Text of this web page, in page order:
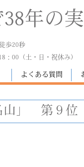
年の実
歩20秒
：00（土・日・祝休み）
よくある質問
山」 第９位